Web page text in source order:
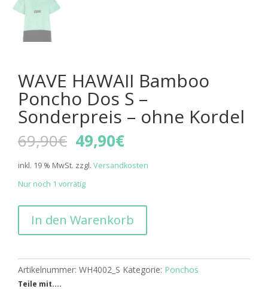
WAVE HAWAII Bamboo
Poncho Dos S –
Sonderpreis – ohne Kordel
69,90€ Ursprünglicher
Preis
war:
69,90€
49,90€Aktueller
ist:
inkl. 19 % MwSt. zzgl. Versandkosten
Nur noch 1 vorrätig
HAWAII
Bamboo
Dos
S
In den Warenkorb
Artikelnummer: WH4002_S Kategorie: Ponchos
Teile mit....